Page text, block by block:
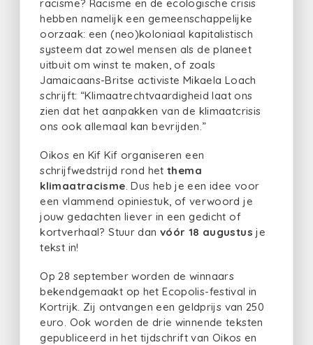
racisme? Racisme en de ecologische crisis
hebben namelijk een gemeenschappelijke
oorzaak: een (neo)koloniaal kapitalistisch
systeem dat zowel mensen als de planeet
uitbuit om winst te maken, of zoals
Jamaicaans-Britse activiste Mikaela Loach
schrijft: “Klimaatrechtvaardigheid laat ons
zien dat het aanpakken van de klimaatcrisis
ons ook allemaal kan bevrijden.”
Oikos en Kif Kif organiseren een
schrijfwedstrijd rond het thema
klimaatracisme . Dus heb je een idee voor
een vlammend opiniestuk, of verwoord je
jouw gedachten liever in een gedicht of
kortverhaal? Stuur dan vóór 18 augustus je
tekst in!
Op 28 september worden de winnaars
bekendgemaakt op het Ecopolis-festival in
Kortrijk. Zij ontvangen een geldprijs van 250
euro. Ook worden de drie winnende teksten
gepubliceerd in het tijdschrift van Oikos en